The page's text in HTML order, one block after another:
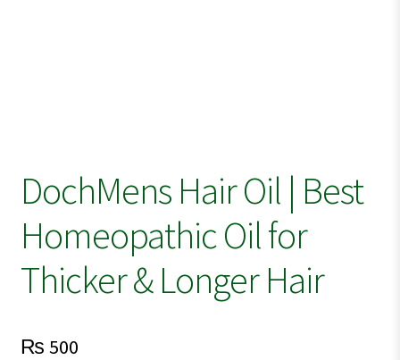
DochMens Hair Oil | Best
Homeopathic Oil for
Thicker & Longer Hair
₨ 500